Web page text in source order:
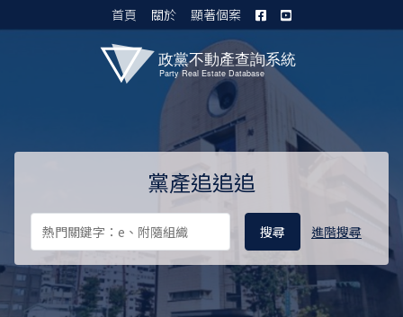
首頁 關於 顯著個案
黨產追追追
進階搜尋